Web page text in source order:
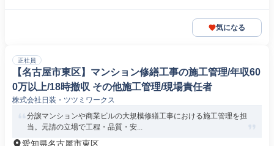
気になる
正社員
【名古屋市東区】マンション修繕工事の施工管理/年収60
0万以上/18時撤収 その他施工管理/現場責任者
株式会社日装・ツツミワークス
分譲マンションや商業ビルの大規模修繕工事における施工管理を担
当。元請の立場で工程・品質・安...
愛知県名古屋市東区